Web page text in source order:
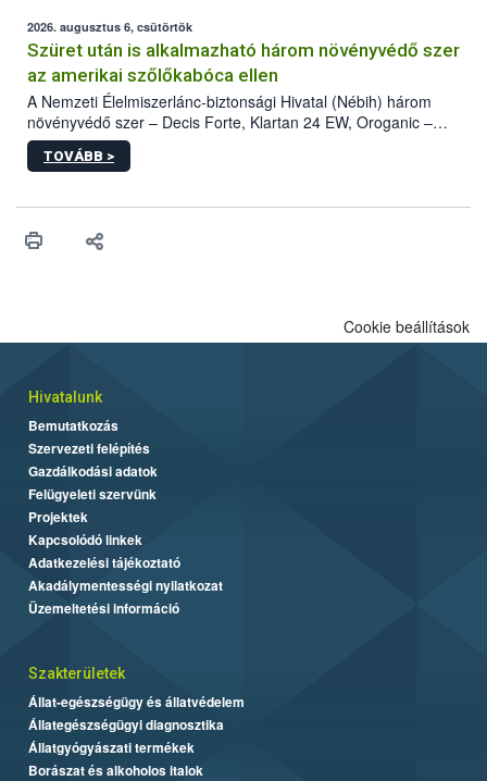
az intenzív felderítést, emellett az intézkedéseket a szlovák
hatósággal is összehangolják a terjedés megállítása érdekében.
2026. augusztus 6, csütörtök
Szüret után is alkalmazható három növényvédő szer
az amerikai szőlőkabóca ellen
A Nemzeti Élelmiszerlánc-biztonsági Hivatal (Nébih) három
növényvédő szer – Decis Forte, Klartan 24 EW, Oroganic –
engedélyokiratát módosította, így azok a szüretet követően,
egészen a vesszőérettség (BBCH 91) stádiumáig
érésű szőlőkben is legyen lehetőség a károsító elleni további
felhasználók számára is elérhető és ökológiai termesztésben is
TOVÁBB >
Cookie beállítások
Hivatalunk
Bemutatkozás
Szervezeti felépítés
Gazdálkodási adatok
Felügyeleti szervünk
Projektek
Kapcsolódó linkek
Adatkezelési tájékoztató
Akadálymentességi nyilatkozat
Üzemeltetési információ
Szakterületek
Állat-egészségügy és állatvédelem
Állategészségügyi diagnosztika
Állatgyógyászati termékek
Borászat és alkoholos italok